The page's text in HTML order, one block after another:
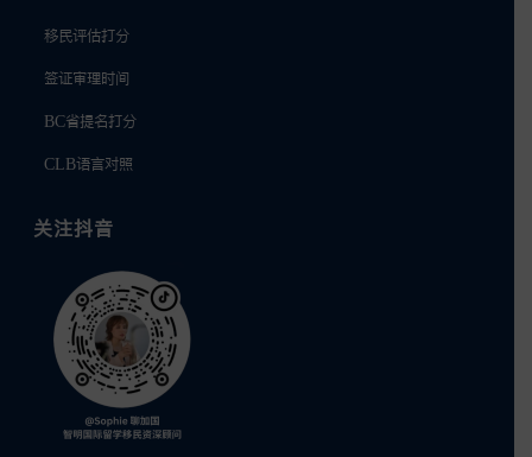
移民评估打分
签证审理时间
BC省提名打分
CLB语言对照
关注抖音